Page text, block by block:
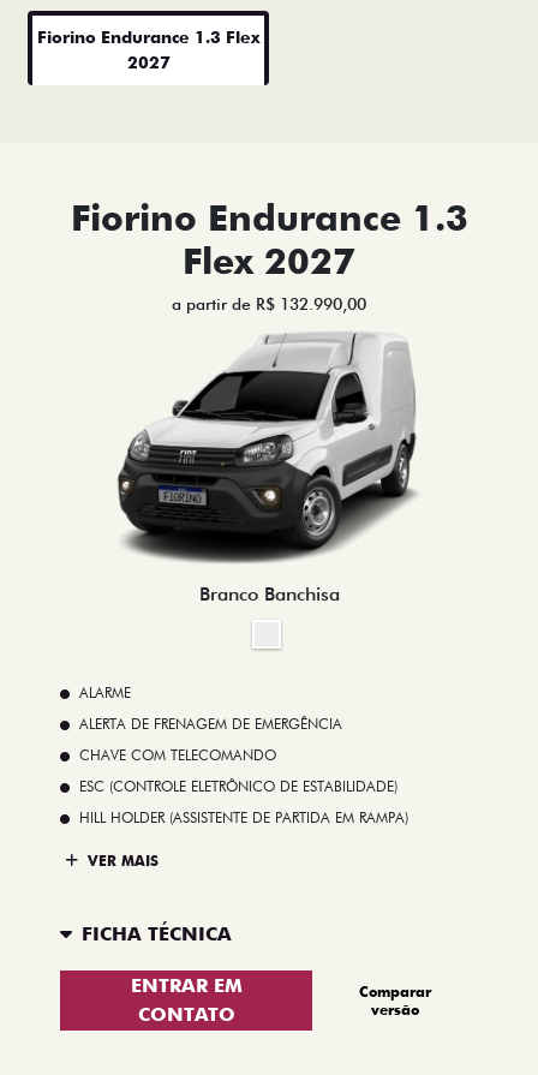
Fiorino Endurance 1.3 Flex
2027
Fiorino Endurance 1.3
Flex 2027
a partir de R$ 132.990,00
Branco Banchisa
ALARME
ALERTA DE FRENAGEM DE EMERGÊNCIA
CHAVE COM TELECOMANDO
ESC (CONTROLE ELETRÔNICO DE ESTABILIDADE)
HILL HOLDER (ASSISTENTE DE PARTIDA EM RAMPA)
VER MAIS
FICHA TÉCNICA
ENTRAR EM
CONTATO
Comparar
versão